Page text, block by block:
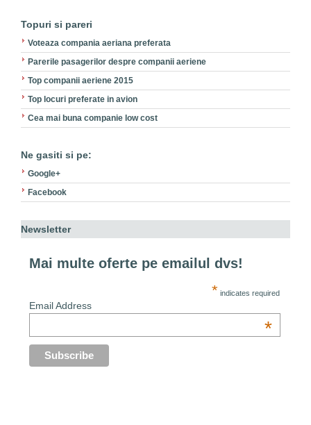
Topuri si pareri
Voteaza compania aeriana preferata
Parerile pasagerilor despre companii aeriene
Top companii aeriene 2015
Top locuri preferate in avion
Cea mai buna companie low cost
Ne gasiti si pe:
Google+
Facebook
Newsletter
Mai multe oferte pe emailul dvs!
* indicates required
Email Address
*